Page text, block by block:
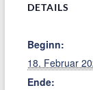
DETAILS
Beginn:
18. Februar
Ende: